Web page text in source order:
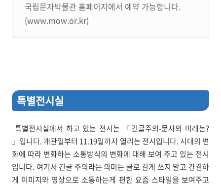
국립문자박물관 홈페이지에서 예약 가능합니다.
(www.mow.or.kr)
특별전시실
특별전시실에서 하고 있는 전시는 「긴글주의-문자의 미래는?
」입니다. 개관일부터 11.19일까지 열리는 전시입니다. 시대의 변
화에 따라 변화하는 소통방식의 변화에 대해 보여 주고 있는 전시
입니다. 여기서 긴글 주의라는 의미는 글로 길게 쓰지 말고 간결하
게 이미지와 영상으로 소통하는게 편한 요즘 스타일을 보여주고